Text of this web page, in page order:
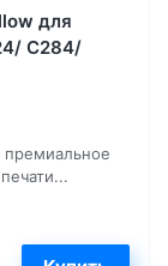
для
C284/